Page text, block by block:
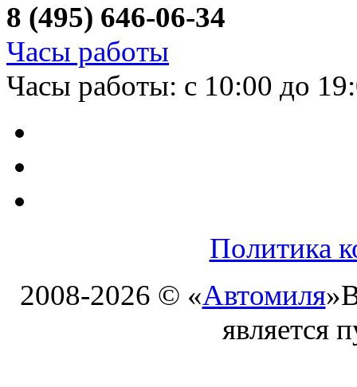
8 (495) 646-06-34
Часы работы
Часы работы: с 10:00 до
Политика
2008-2026 © «Автомиля»
является